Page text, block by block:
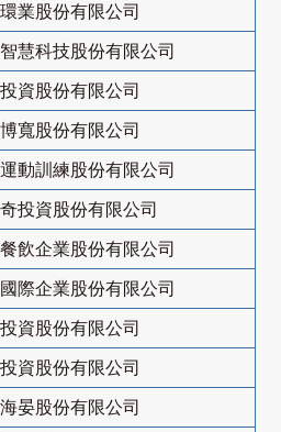
業股份有限公司
慧科技股份有限公司
資股份有限公司
寬股份有限公司
動訓練股份有限公司
投資股份有限公司
飲企業股份有限公司
際企業股份有限公司
資股份有限公司
資股份有限公司
晏股份有限公司